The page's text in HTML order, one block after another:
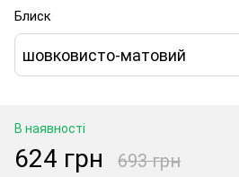
Блиск
шовковисто-матовий
В наявності
624 грн 693 грн